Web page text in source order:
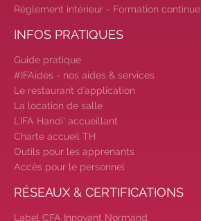
Règlement intérieur - Formation continue
INFOS PRATIQUES
Guide pratique
#IFAides - nos aides & services
Le restaurant d'application
La location de salle
L'IFA Handi’ accueillant
Charte accueil TH
Outils pour les apprenants
Accès pour le personnel
RÉSEAUX & CERTIFICATIONS
Label CFA Innovant Normand